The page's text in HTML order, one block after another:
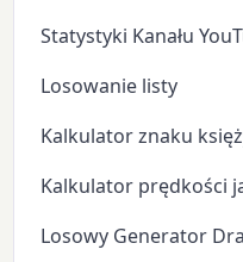
Statystyki Kanału
Losowanie listy
Kalkulator znaku
Kalkulator prędkości
Losowy Generator